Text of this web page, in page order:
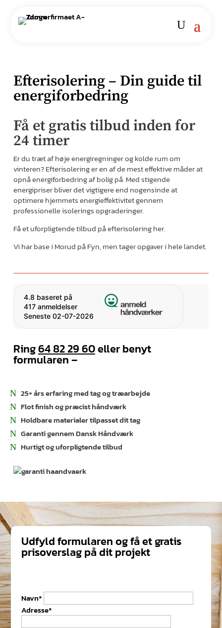
Efterisolering – Din guide til
energiforbedring
Få et gratis tilbud inden for
24 timer
Er du træt af høje energiregninger og kolde rum om
vinteren? Efterisolering er en af de mest effektive måder at
opnå energiforbedring af bolig på. Med stigende
energipriser bliver det vigtigere end nogensinde at
optimere hjemmets energieffektivitet gennem
professionelle isolerings opgraderinger.
Få et uforpligtende tilbud på efterisolering her.
Vi har base i Morud på Fyn, men tager opgaver i hele landet.
4.8 baseret på
417 anmeldelser
Seneste 02-07-2026
Ring64 82 29 60eller benyt
formularen –
25+ års erfaring med tag og træarbejde
Flot finish og præcist håndværk
Holdbare materialer tilpasset dit tag
Garanti gennem Dansk Håndværk
Hurtigt og uforpligtende tilbud
Udfyld formularen og få et gratis
prisoverslag på dit projekt
Navn*
Adresse*